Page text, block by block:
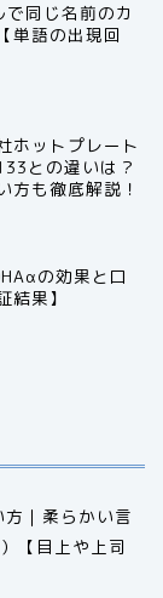
で同じ名前のカ
単語の出現回
ホットプレート
との違いは？
方も徹底解説！
の効果と口
結果】
｜柔らかい言
【目上や上司